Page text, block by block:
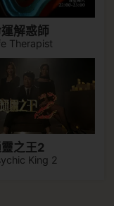
解惑師
Therapist
之王2
King 2